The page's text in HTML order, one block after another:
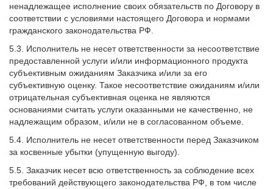
ненадлежащее исполнение своих обязательств по Договору в
соответствии с условиями настоящего Договора и нормами
гражданского законодательства РФ.
5.3. Исполнитель не несет ответственности за несоответствие
предоставленной услуги и/или информационного продукта
субъективным ожиданиям Заказчика и/или за его
субъективную оценку. Такое несоответствие ожиданиям и/или
отрицательная субъективная оценка не являются
основаниями считать услуги оказанными не качественно, не
надлежащим образом, и/или не в согласованном объеме.
5.4. Исполнитель не несет ответственности перед Заказчиком
за косвенные убытки (упущенную выгоду).
5.5. Заказчик несет всю ответственность за соблюдение всех
требований действующего законодательства РФ, в том числе